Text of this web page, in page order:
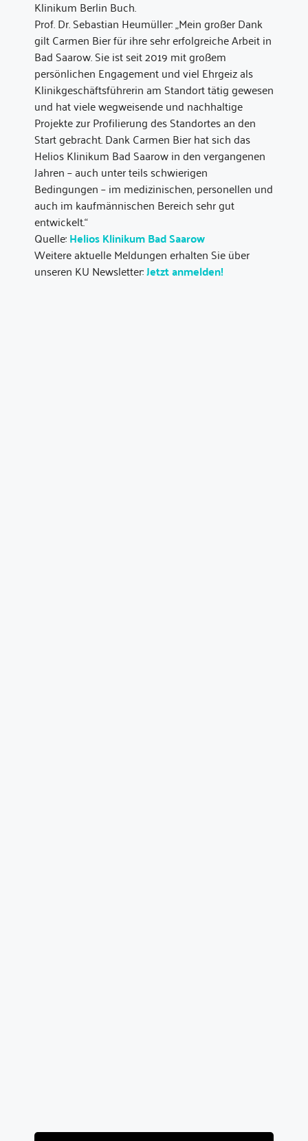
Klinikum Berlin Buch.
Prof. Dr. Sebastian Heumüller: „Mein großer Dank
gilt Carmen Bier für ihre sehr erfolgreiche Arbeit in
Bad Saarow. Sie ist seit 2019 mit großem
persönlichen Engagement und viel Ehrgeiz als
Klinikgeschäftsführerin am Standort tätig gewesen
und hat viele wegweisende und nachhaltige
Projekte zur Profilierung des Standortes an den
Start gebracht. Dank Carmen Bier hat sich das
Helios Klinikum Bad Saarow in den vergangenen
Jahren – auch unter teils schwierigen
Bedingungen – im medizinischen, personellen und
auch im kaufmännischen Bereich sehr gut
entwickelt.“
Quelle:Helios Klinikum Bad Saarow
Weitere aktuelle Meldungen erhalten Sie über
unseren KU Newsletter:Jetzt anmelden!